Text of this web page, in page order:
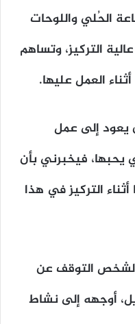
الحُلي واللوحات
التركيز، وتساهم
العمل عليها.
يعود إلى عمل
يحبها، فيخبرني بأن
التركيز في هذا
التوقف عن
أوجهه إلى نشاط